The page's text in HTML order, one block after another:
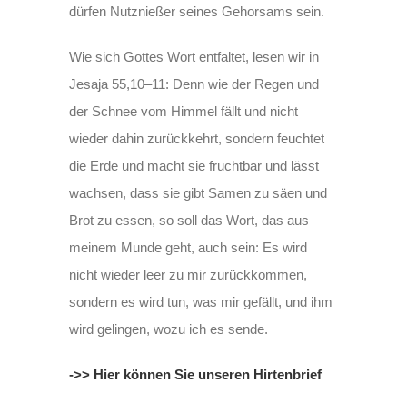
dürfen Nutznießer seines Gehorsams sein.
Wie sich Gottes Wort entfaltet, lesen wir in
Jesaja 55,10–11: Denn wie der Regen und
der Schnee vom Himmel fällt und nicht
wieder dahin zurückkehrt, sondern feuchtet
die Erde und macht sie fruchtbar und lässt
wachsen, dass sie gibt Samen zu säen und
Brot zu essen, so soll das Wort, das aus
meinem Munde geht, auch sein: Es wird
nicht wieder leer zu mir zurückkommen,
sondern es wird tun, was mir gefällt, und ihm
wird gelingen, wozu ich es sende.
->> Hier können Sie unseren Hirtenbrief